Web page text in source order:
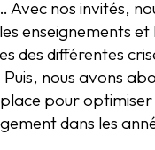
Avec nos invités,
enseignements et
des différentes
nous avons
pour optimiser
dans les